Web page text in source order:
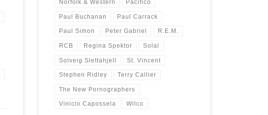
Norfolk & Western Pacifico
Paul Buchanan Paul Carrack
Paul Simon Peter Gabriel R.E.M.
RCB Regina Spektor Solal
Solveig Slettahjell St. Vincent
Stephen Ridley Terry Callier
The New Pornographers
Vinicio Capossela Wilco